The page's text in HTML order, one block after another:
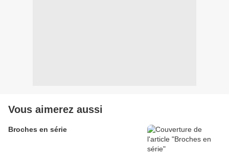
Vous aimerez aussi
Broches en série